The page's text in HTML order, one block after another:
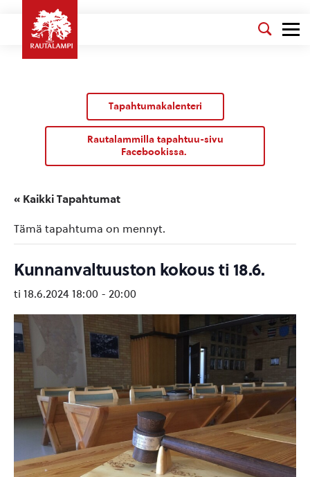
Tapahtumakalenteri
Rautalammilla tapahtuu-sivu
Facebookissa.
« Kaikki Tapahtumat
Tämä tapahtuma on mennyt.
Kunnanvaltuuston kokous ti 18.6.
ti 18.6.2024 18:00 - 20:00